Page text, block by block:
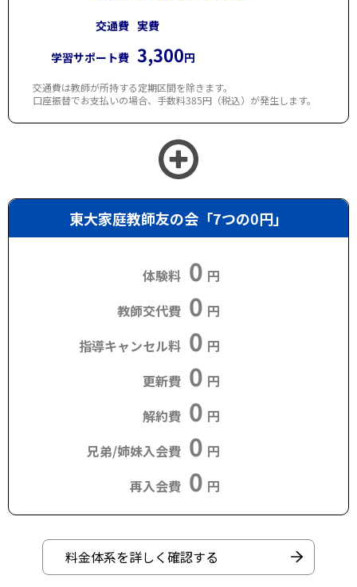
交通費 実費
学習サポート費 3,300円
交通費は教師が所持する定期区間を除きます。
口座振替でお支払いの場合、手数料385円（税込）が発生します。
東大家庭教師友の会「7つの0円」
体験料 0 円
教師交代費 0 円
指導キャンセル料 0 円
更新費 0 円
解約費 0 円
兄弟/姉妹入会費 0 円
再入会費 0 円
料金体系を詳しく確認する